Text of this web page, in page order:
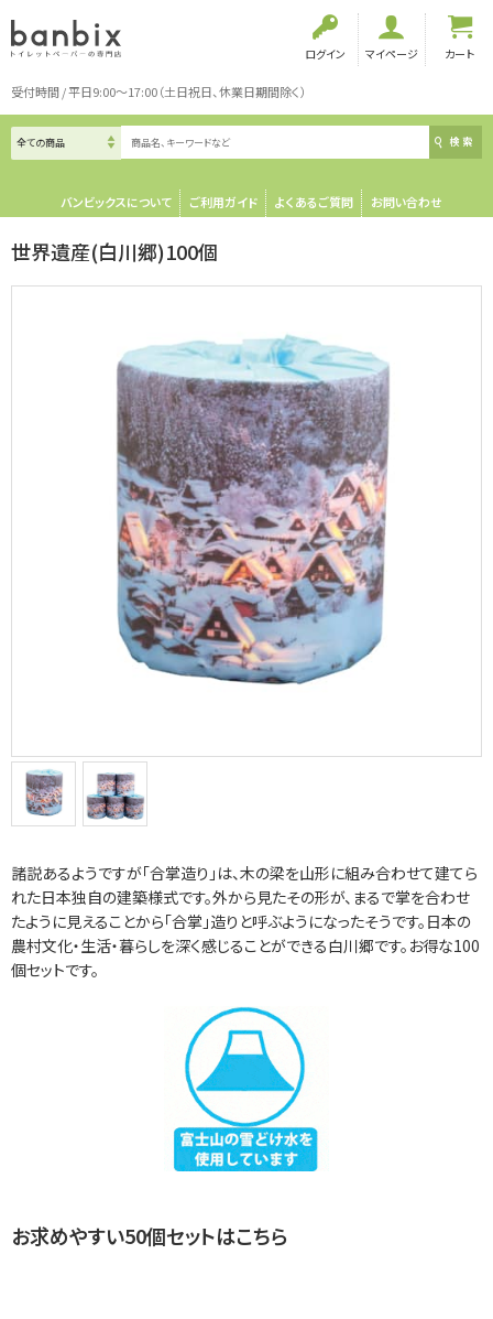
ログイン マイページ カート
受付時間 / 平日9:00～17:00（土日祝日、休業日期間除く）
検索
バンビックスについて ご利用ガイド よくあるご質問 お問い合わせ
世界遺産(白川郷)100個
諸説あるようですが「合掌造り」は、木の梁を山形に組み合わせて建てら
れた日本独自の建築様式です。外から見たその形が、まるで掌を合わせ
たように見えることから「合掌」造りと呼ぶようになったそうです。日本の
農村文化・生活・暮らしを深く感じることができる白川郷です。お得な100
個セットです。
お求めやすい50個セットはこちら